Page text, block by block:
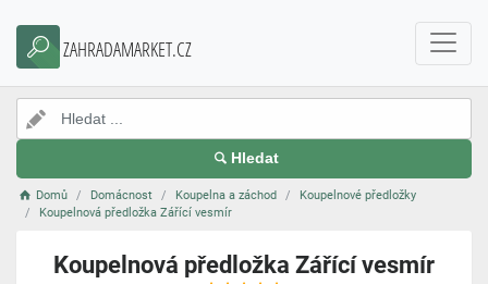
ZAHRADAMARKET.CZ
Hledat
Domů Domácnost Koupelna a záchod
Koupelnové předložky
Koupelnová předložka Zářící vesmír
Koupelnová předložka Zářící vesmír